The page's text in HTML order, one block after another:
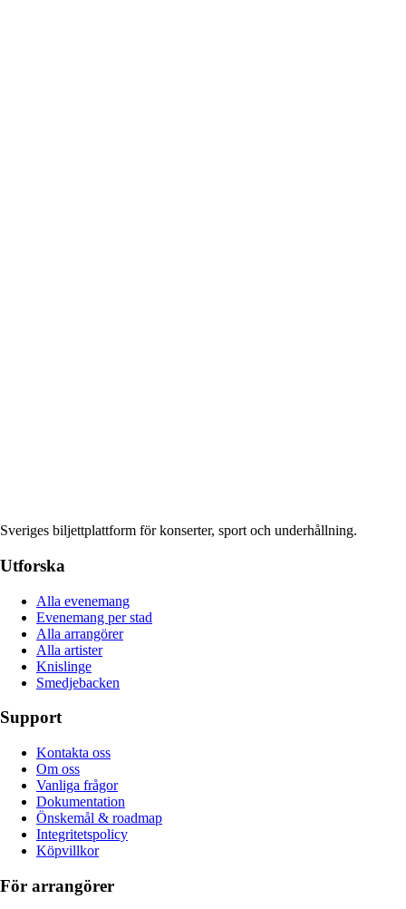
Sveriges biljettplattform för konserter, sport och underhållning.
Utforska
Alla evenemang
Evenemang per stad
Alla arrangörer
Alla artister
Knislinge
Smedjebacken
Support
Kontakta oss
Om oss
Vanliga frågor
Dokumentation
Önskemål & roadmap
Integritetspolicy
Köpvillkor
För arrangörer